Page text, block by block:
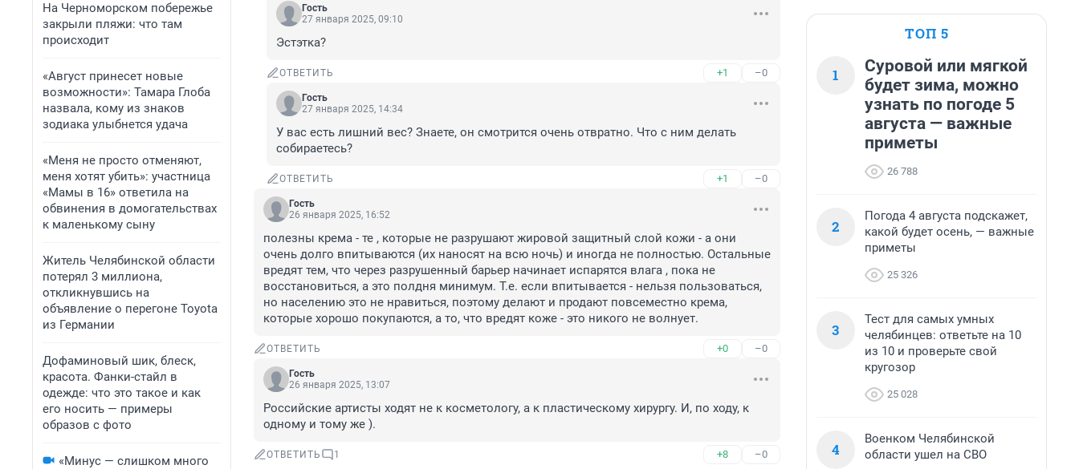
На Черноморском побережье
закрыли пляжи: что там
происходит
«Август принесет новые
возможности»: Тамара Глоба
назвала, кому из знаков
зодиака улыбнется удача
«Меня не просто отменяют,
меня хотят убить»: участница
«Мамы в 16» ответила на
обвинения в домогательствах
к маленькому сыну
Житель Челябинской области
потерял 3 миллиона,
откликнувшись на
объявление о перегоне Toyota
из Германии
Дофаминовый шик, блеск,
красота. Фанки-стайл в
одежде: что это такое и как
его носить — примеры
образов с фото
«Минус — слишком много
Гость
27 января 2025, 09:10
Эстэтка?
ОТВЕТИТЬ +1 –0
Гость
27 января 2025, 14:34
У вас есть лишний вес? Знаете, он смотрится очень отвратно. Что с ним делать
собираетесь?
ОТВЕТИТЬ +1 –0
Гость
26 января 2025, 16:52
полезны крема - те , которые не разрушают жировой защитный слой кожи - а они
очень долго впитываются (их наносят на всю ночь) и иногда не полностью. Остальные
вредят тем, что через разрушенный барьер начинает испарятся влага , пока не
восстановиться, а это полдня минимум. Т.е. если впитывается - нельзя пользоваться,
но населению это не нравиться, поэтому делают и продают повсеместно крема,
которые хорошо покупаются, а то, что вредят коже - это никого не волнует.
ОТВЕТИТЬ +0 –0
Гость
26 января 2025, 13:07
Российские артисты ходят не к косметологу, а к пластическому хирургу. И, по ходу, к
одному и тому же ).
ОТВЕТИТЬ 1 +8 –0
ТОП 5
1
Суровой или мягкой
будет зима, можно
узнать по погоде 5
августа — важные
приметы
26 788
2
Погода 4 августа подскажет,
какой будет осень, — важные
приметы
25 326
3
Тест для самых умных
челябинцев: ответьте на 10
из 10 и проверьте свой
кругозор
25 028
4
Военком Челябинской
области ушел на СВО